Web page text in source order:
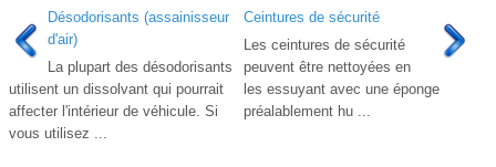
Désodorisants (assainisseur
d'air)
La plupart des désodorisants
utilisent un dissolvant qui pourrait
affecter l'intérieur de véhicule. Si
vous utilisez ...
Ceintures de sécurité
Les ceintures de sécurité
peuvent être nettoyées en
les essuyant avec une éponge
préalablement hu ...